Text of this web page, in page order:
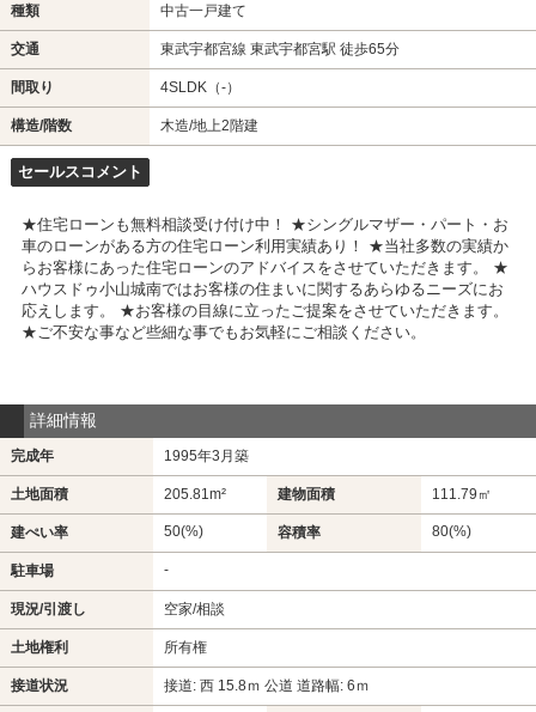
種類 中古一戸建て
交通 東武宇都宮線 東武宇都宮駅 徒歩65分
間取り 4SLDK（-）
構造/階数 木造/地上2階建
セールスコメント
★住宅ローンも無料相談受け付け中！ ★シングルマザー・パート・お
車のローンがある方の住宅ローン利用実績あり！ ★当社多数の実績か
らお客様にあった住宅ローンのアドバイスをさせていただきます。 ★
ハウスドゥ小山城南ではお客様の住まいに関するあらゆるニーズにお
応えします。 ★お客様の目線に立ったご提案をさせていただきます。
★ご不安な事など些細な事でもお気軽にご相談ください。
詳細情報
完成年 1995年3月築
土地面積 205.81m² 建物面積 111.79㎡
建ぺい率 50(%) 容積率 80(%)
駐車場 -
現況/引渡し 空家/相談
土地権利 所有権
接道状況 接道: 西 15.8ｍ 公道 道路幅: 6ｍ